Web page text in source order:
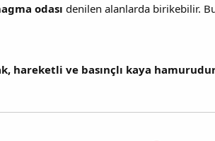
odası denilen alanlarda birikebilir.
hareketli ve basınçlı kaya